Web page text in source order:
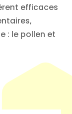
efficaces
: le pollen et